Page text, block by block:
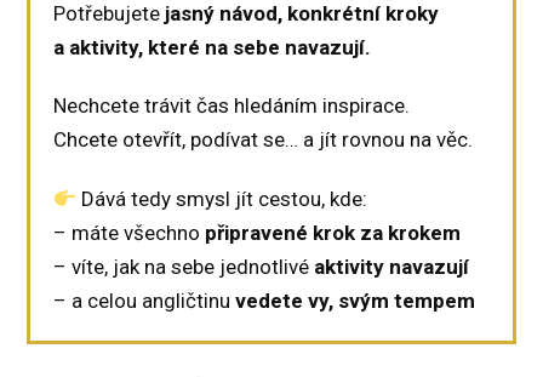
Potřebujete jasný návod, konkrétní kroky
a aktivity, které na sebe navazují.
Nechcete trávit čas hledáním inspirace.
Chcete otevřít, podívat se… a jít rovnou na věc.
Dává tedy smysl jít cestou, kde:
– máte všechno připravené krok za krokem
– víte, jak na sebe jednotlivé aktivity navazují
– a celou angličtinuvedete vy, svým tempem